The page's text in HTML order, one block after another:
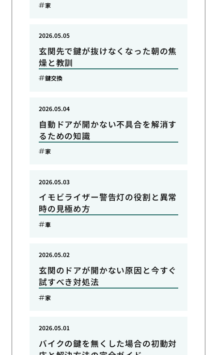
家
玄関先で鍵が抜けなくなった朝の焦
燥と教訓
2026.05.05
鍵交換
自動ドアが開かない不具合を解消す
るための知識
2026.05.04
家
イモビライザー警告灯の役割と異常
時の見極め方
2026.05.03
車
玄関のドアが開かない原因と今すぐ
試すべき対処法
2026.05.02
家
バイクの鍵を無くした場合の初動対
2026.05.01